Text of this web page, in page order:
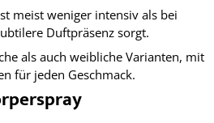
meist weniger intensiv als bei
Duftpräsenz sorgt.
als auch weibliche Varianten, mit
für jeden Geschmack.